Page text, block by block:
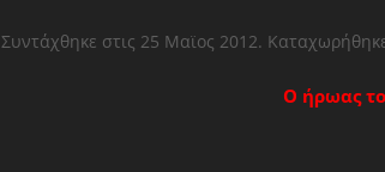
Συντάχθηκε στις 25 Μαϊος 2012.
Ο ήρωας